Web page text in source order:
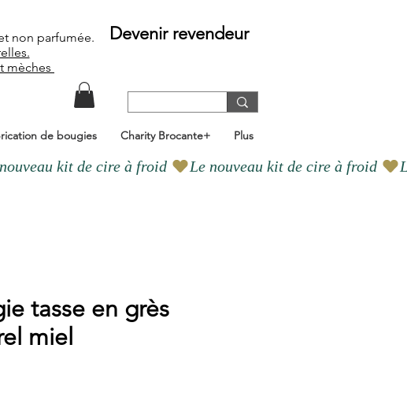
non parfumée.
mèches
Devenir revendeur
de bougies Charity Brocante+ Plus
tasse en grès
miel